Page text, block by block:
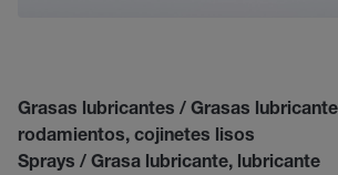
Grasas lubricantes / Grasas
rodamientos, cojinetes lisos
Sprays / Grasa lubricante, lubricante